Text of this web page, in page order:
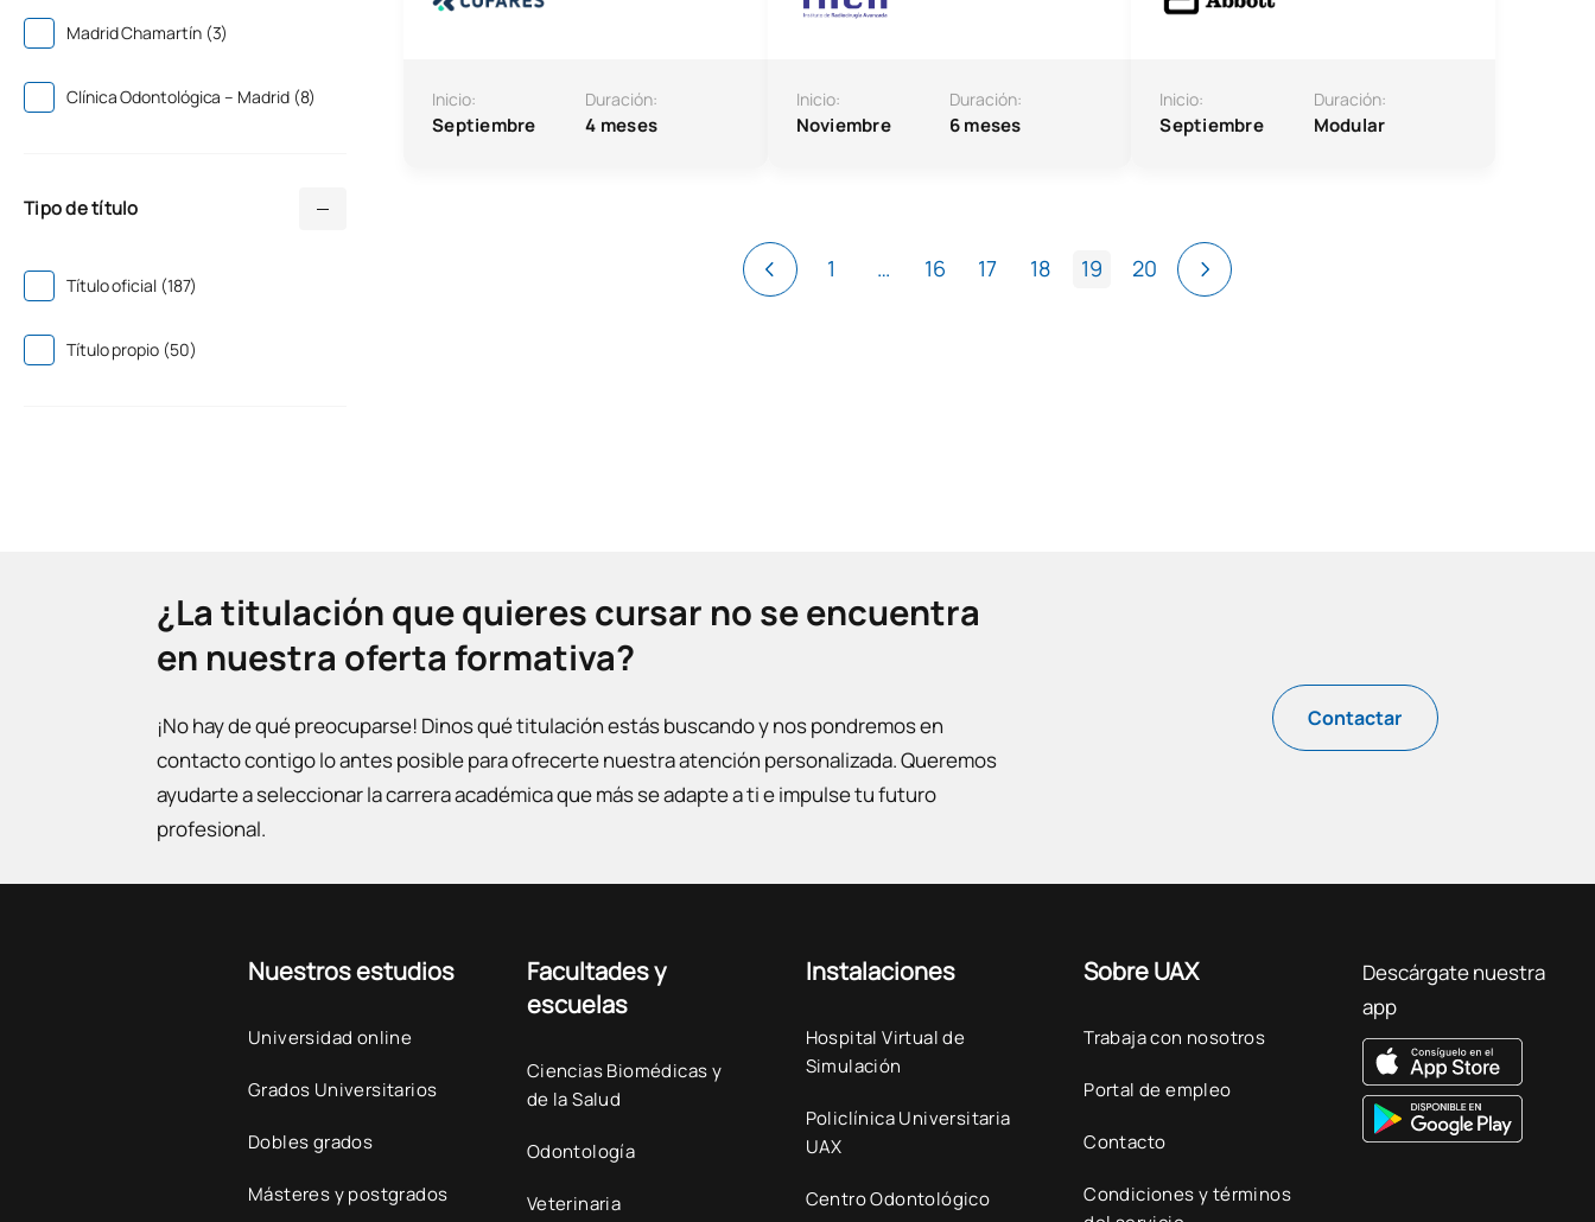
Madrid Chamartín (3)
Clínica Odontológica – Madrid (8)
Tipo de título
Título oficial (187)
Título propio (50)
Inicio:
Septiembre
Duración:
4 meses
Inicio:
Noviembre
Duración:
6 meses
Inicio:
Septiembre
Duración:
Modular
1 … 16 17 18 19 20
¿La titulación que quieres cursar no se encuentra
en nuestra oferta formativa?
¡No hay de qué preocuparse! Dinos qué titulación estás buscando y nos pondremos en
contacto contigo lo antes posible para ofrecerte nuestra atención personalizada. Queremos
ayudarte a seleccionar la carrera académica que más se adapte a ti e impulse tu futuro
profesional.
Contactar
Nuestros estudios
Universidad online
Grados Universitarios
Dobles grados
Másteres y postgrados
Facultades y
escuelas
Ciencias Biomédicas y
de la Salud
Odontología
Veterinaria
Instalaciones
Hospital Virtual de
Simulación
Policlínica Universitaria
UAX
Centro Odontológico
Sobre UAX
Trabaja con nosotros
Portal de empleo
Contacto
Condiciones y términos
Descárgate nuestra
app